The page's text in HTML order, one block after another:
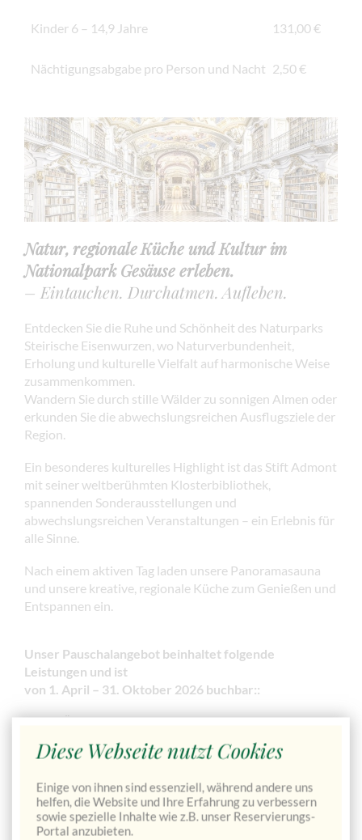
Kinder 6 – 14,9 Jahre 131,00 €
Nächtigungsabgabe pro Person und Nacht 2,50 €
Natur, regionale Küche und Kultur im
Nationalpark Gesäuse erleben.
– Eintauchen. Durchatmen. Aufleben.
Entdecken Sie die Ruhe und Schönheit des Naturparks
Steirische Eisenwurzen, wo Naturverbundenheit,
Erholung und kulturelle Vielfalt auf harmonische Weise
zusammenkommen.
Wandern Sie durch stille Wälder zu sonnigen Almen oder
erkunden Sie die abwechslungsreichen Ausflugsziele der
Region.
Ein besonderes kulturelles Highlight ist das Stift Admont
mit seiner weltberühmten Klosterbibliothek,
spannenden Sonderausstellungen und
abwechslungsreichen Veranstaltungen – ein Erlebnis für
alle Sinne.
Nach einem aktiven Tag laden unsere Panoramasauna
und unsere kreative, regionale Küche zum Genießen und
Entspannen ein.
Unser Pauschalangebot beinhaltet folgende
Leistungen und ist
von 1. April – 31. Oktober 2026 buchbar::
2 Übernachtungen im Waldblickzimmer
2 x reichhaltiges Frühstücksbuffet
1 Glas Apfel-Frizzante vomGenussmosthof
Veitlbauerzur Begrüßung
Diese Webseite nutzt Cookies
Einige von ihnen sind essenziell, während andere uns
helfen, die Website und Ihre Erfahrung zu verbessern
sowie spezielle Inhalte wie z.B. unser Reservierungs-
Portal anzubieten.